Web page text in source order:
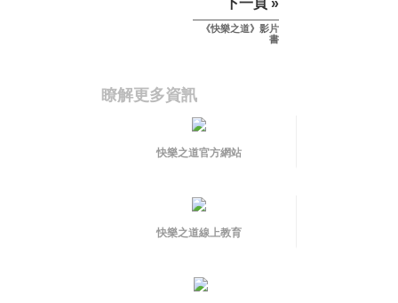
下一頁 »
《快樂之道》影片
書
瞭解更多資訊
快樂之道官方網站
快樂之道線上教育